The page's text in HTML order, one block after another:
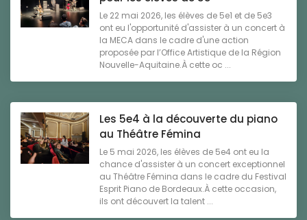
Le 22 mai 2026, les élèves de 5e1 et de 5e3
ont eu l'opportunité d'assister à un concert à
la MECA dans le cadre d'une action
proposée par l’Office Artistique de la Région
Nouvelle-Aquitaine.À cette oc ...
Les 5e4 à la découverte du piano
au Théâtre Fémina
Le 5 mai 2026, les élèves de 5e4 ont eu la
chance d'assister à un concert exceptionnel
au Théâtre Fémina dans le cadre du Festival
Esprit Piano de Bordeaux.À cette occasion,
ils ont découvert la talent ...